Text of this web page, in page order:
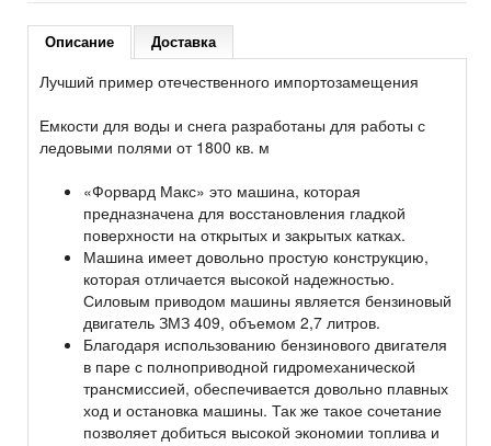
Описание Доставка
Лучший пример отечественного импортозамещения
Емкости для воды и снега разработаны для работы с
ледовыми полями от 1800 кв. м
«Форвард Макс» это машина, которая
предназначена для восстановления гладкой
поверхности на открытых и закрытых катках.
Машина имеет довольно простую конструкцию,
которая отличается высокой надежностью.
Силовым приводом машины является бензиновый
двигатель ЗМЗ 409, объемом 2,7 литров.
Благодаря использованию бензинового двигателя
в паре с полноприводной гидромеханической
трансмиссией, обеспечивается довольно плавных
ход и остановка машины. Так же такое сочетание
позволяет добиться высокой экономии топлива и